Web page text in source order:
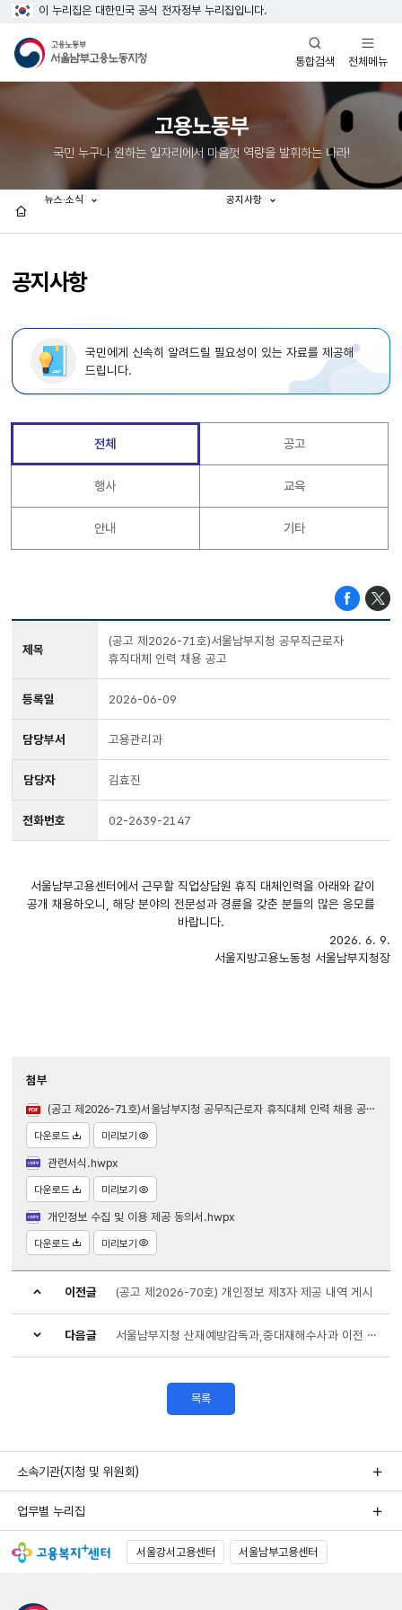
이 누리집은 대한민국 공식 전자정부 누리집입니다.
통합검색
열기
전체메뉴
열기
고용노동부
국민 누구나 원하는 일자리에서 마음껏 역량을 발휘하는 나라!
공지사항
뉴스·소식 공지사항
국민에게 신속히 알려드릴 필요성이 있는 자료를 제공해
드립니다.
전체 공고
행사 교육
안내 기타
제목
(공고 제2026-71호)서울남부지청 공무직근로자
휴직대체 인력 채용 공고
등록일 2026-06-09
담당부서 고용관리과
담당자 김효진
전화번호 02-2639-2147
서울남부고용센터에서 근무할 직업상담원 휴직 대체인력을 아래와 같이
공개 채용하오니, 해당 분야의 전문성과 경륜을 갖춘 분들의 많은 응모를
바랍니다.
2026. 6. 9.
서울지방고용노동청 서울남부지청장
첨부
(공고 제2026-71호)서울남부지청 공무직근로자 휴직대체 인력 채용 공고.pdf
다운로드 미리보기
관련서식.hwpx
다운로드 미리보기
개인정보 수집 및 이용 제공 동의서.hwpx
다운로드 미리보기
이전글 (공고 제2026-70호) 개인정보 제3자 제공 내역 게시
다음글 서울남부지청 산재예방감독과,중대재해수사과 이전 안내
목록
소속기관(지청 및 위원회)
업무별 누리집
서울강서고용센터 서울남부고용센터